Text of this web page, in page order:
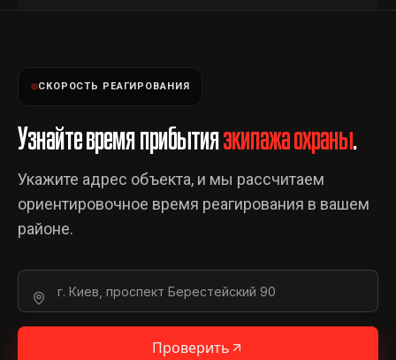
СКОРОСТЬ РЕАГИРОВАНИЯ
Узнайте время прибытияэкипажа охраны.
Укажите адрес объекта, и мы рассчитаем
ориентировочное время реагирования в вашем
районе.
Проверить